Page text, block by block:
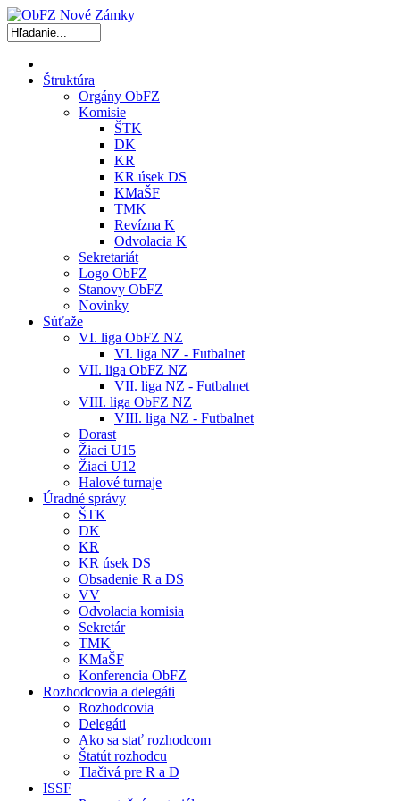
Štruktúra
Orgány ObFZ
Komisie
ŠTK
DK
KR
KR úsek DS
KMaŠF
TMK
Revízna K
Odvolacia K
Sekretariát
Logo ObFZ
Stanovy ObFZ
Novinky
Súťaže
VI. liga ObFZ NZ
VI. liga NZ - Futbalnet
VII. liga ObFZ NZ
VII. liga NZ - Futbalnet
VIII. liga ObFZ NZ
VIII. liga NZ - Futbalnet
Dorast
Žiaci U15
Žiaci U12
Halové turnaje
Úradné správy
ŠTK
DK
KR
KR úsek DS
Obsadenie R a DS
VV
Odvolacia komisia
Sekretár
TMK
KMaŠF
Konferencia ObFZ
Rozhodcovia a delegáti
Rozhodcovia
Delegáti
Ako sa stať rozhodcom
Štatút rozhodcu
Tlačivá pre R a D
ISSF